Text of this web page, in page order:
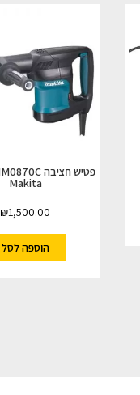
Makita
₪1,500.00
הוספה לסל